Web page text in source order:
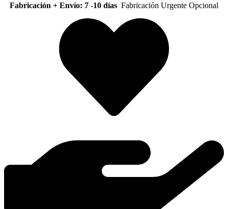
Fabricación + Envío: 7 -10 días Fabricación Urgente Opcional